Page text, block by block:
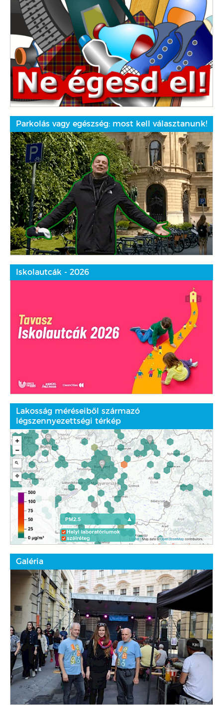
Parkolás vagy egészség: most kell választanunk!
Iskolautcák - 2026
Lakosság méréseiből származó
légszennyezettségi térkép
Galéria